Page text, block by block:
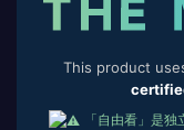
This product
「自由看」是